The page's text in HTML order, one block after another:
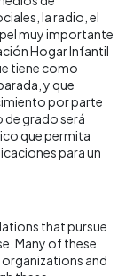
la radio, el
muy importante
Hogar Infantil
tiene como
y que
por parte
grado será
que permita
para un
that pursue
Many of these
and